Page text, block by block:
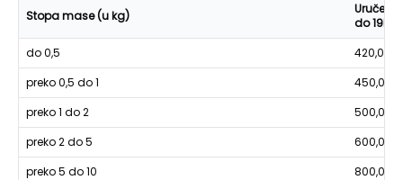
Stopa mase (u kg)
Uručenje
do 19h
do 0,5
420,00
preko 0,5 do 1
450,00
preko 1 do 2
500,00
preko 2 do 5
600,00
preko 5 do 10
800,00